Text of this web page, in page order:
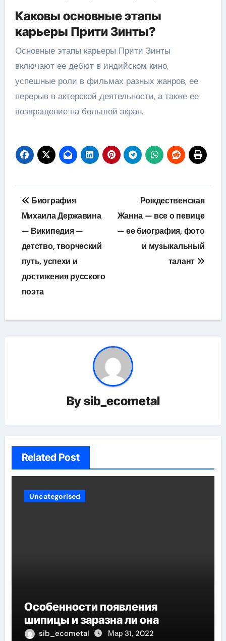
Каковы основные этапы
карьеры Прити Зинты?
Основные этапы карьеры Прити Зинты
включают ее дебют в индийском кино,
успешные роли в фильмах разных жанров, ее
перерыв в актерской деятельности, а также ее
возвращение на большой экран.
Навигация
по
записям
Биография
Михаила Державина
— Википедия —
детство, творческий
путь, успехи и
достижения русского
поэта
Рождественская
Жанна — все о певице
— ее биография, фото
и музыкальный
талант
Bysib_ecometal
Related Post
Uncategorised
Особенности появления
шипицы и заразна ли она
sib_ecometal Мар 31, 2022